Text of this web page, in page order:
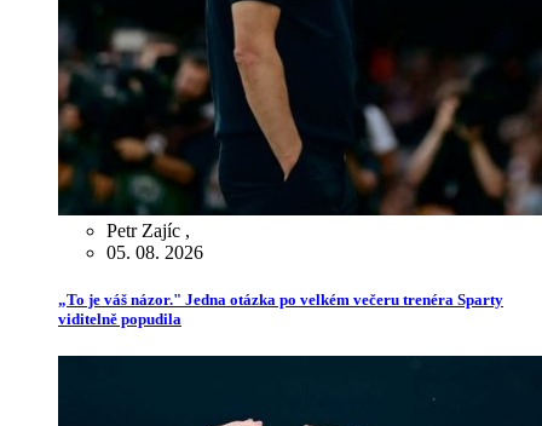
Petr Zajíc ,
05. 08. 2026
„To je váš názor." Jedna otázka po velkém večeru trenéra Sparty
viditelně popudila